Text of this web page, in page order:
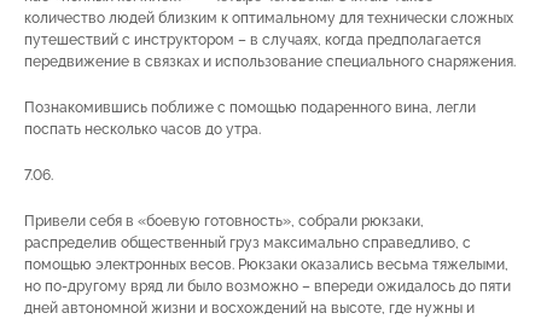
количество людей близким к оптимальному для технически сложных
путешествий с инструктором – в случаях, когда предполагается
передвижение в связках и использование специального снаряжения.
Познакомившись поближе с помощью подаренного вина, легли
поспать несколько часов до утра.
7.06.
Привели себя в «боевую готовность», собрали рюкзаки,
распределив общественный груз максимально справедливо, с
помощью электронных весов. Рюкзаки оказались весьма тяжелыми,
но по-другому вряд ли было возможно – впереди ожидалось до пяти
дней автономной жизни и восхождений на высоте, где нужны и